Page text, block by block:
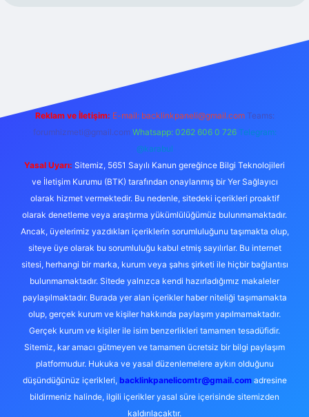
Reklam ve İletişim: E-mail: backlinkpaneli@gmail.com Teams:
forumhizmeti@gmail.com Whatsapp: 0262 606 0 726 Telegram:
@karabul
Yasal Uyarı: Sitemiz, 5651 Sayılı Kanun gereğince Bilgi Teknolojileri
ve İletişim Kurumu (BTK) tarafından onaylanmış bir Yer Sağlayıcı
olarak hizmet vermektedir. Bu nedenle, sitedeki içerikleri proaktif
olarak denetleme veya araştırma yükümlülüğümüz bulunmamaktadır.
Ancak, üyelerimiz yazdıkları içeriklerin sorumluluğunu taşımakta olup,
siteye üye olarak bu sorumluluğu kabul etmiş sayılırlar. Bu internet
sitesi, herhangi bir marka, kurum veya şahıs şirketi ile hiçbir bağlantısı
bulunmamaktadır. Sitede yalnızca kendi hazırladığımız makaleler
paylaşılmaktadır. Burada yer alan içerikler haber niteliği taşımamakta
olup, gerçek kurum ve kişiler hakkında paylaşım yapılmamaktadır.
Gerçek kurum ve kişiler ile isim benzerlikleri tamamen tesadüfidir.
Sitemiz, kar amacı gütmeyen ve tamamen ücretsiz bir bilgi paylaşım
platformudur. Hukuka ve yasal düzenlemelere aykırı olduğunu
düşündüğünüz içerikleri, backlinkpanelicomtr@gmail.comadresine
bildirmeniz halinde, ilgili içerikler yasal süre içerisinde sitemizden
kaldırılacaktır.